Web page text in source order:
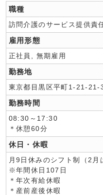
職種
訪問介護のサービス提供責
雇用形態
正社員, 無期雇用
勤務地
東京都目黒区平町1-21-21-
勤務時間
08:30～17:30
＊休憩60分
休日・休暇
月9日休みのシフト制（2月
※年間休日107日
＊年次有給休暇
＊産前産後休暇